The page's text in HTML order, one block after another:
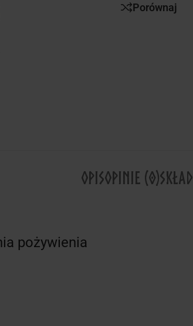
Porównaj
OPISOPINIE (0)SKŁAD
pożywienia